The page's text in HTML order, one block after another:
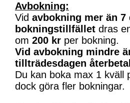
Avbokning:
Vid avbokning mer än 7
bokningstillfället dras
om 200 kr per bokning.
Vid avbokning mindre
tillträdesdagen
Du kan boka max 1 kväll
dock göra fler bokningar.